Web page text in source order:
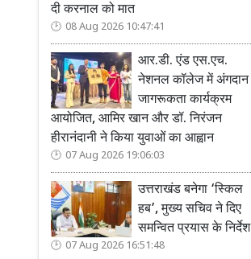
दी करनाल को मात
08 Aug 2026 10:47:41
आर.डी. एंड एस.एच.
नेशनल कॉलेज में अंगदान
जागरूकता कार्यक्रम
आयोजित, आमिर खान और डॉ. निरंजन
हीरानंदानी ने किया युवाओं का आह्वान
07 Aug 2026 19:06:03
उत्तराखंड बनेगा ‘स्किल
हब’, मुख्य सचिव ने दिए
समन्वित प्रयास के निर्देश
07 Aug 2026 16:51:48